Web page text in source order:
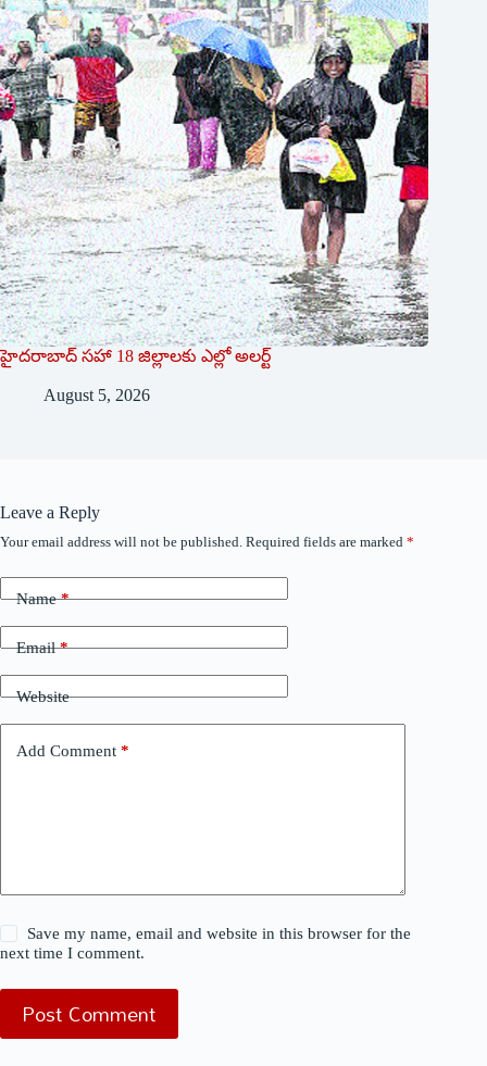
హైదరాబాద్ సహా 18 జిల్లాలకు ఎల్లో అలర్ట్
August 5, 2026
Leave a Reply
Your email address will not be published. Required fields are marked *
Name*
Email*
Website
Add Comment *
Save my name, email and website in this browser for the
next time I comment.
Post Comment